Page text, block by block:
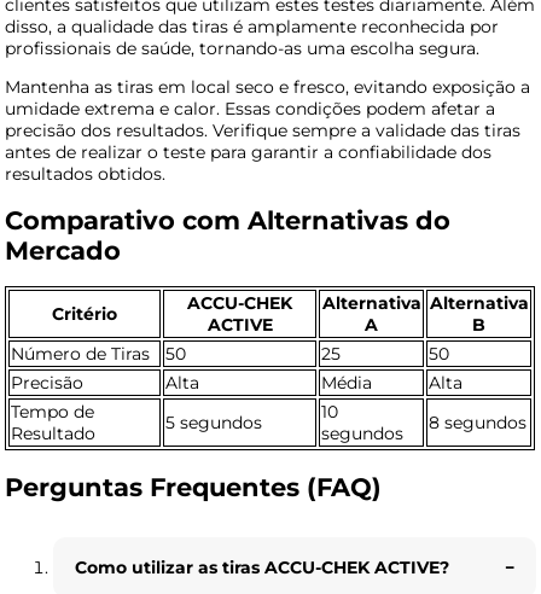
disso, a qualidade das tiras é amplamente reconhecida por
profissionais de saúde, tornando-as uma escolha segura.
Mantenha as tiras em local seco e fresco, evitando exposição a
umidade extrema e calor. Essas condições podem afetar a
precisão dos resultados. Verifique sempre a validade das tiras
antes de realizar o teste para garantir a confiabilidade dos
resultados obtidos.
Comparativo com Alternativas do
Mercado
Critério
ACCU-CHEK
ACTIVE
Alternativa
A
Alternativa
B
Número de Tiras
50 25
50
Precisão
Alta Média
Alta
Tempo de
Resultado
5 segundos
10
segundos
8 segundos
Perguntas Frequentes (FAQ)
Como utilizar as tiras ACCU-CHEK ACTIVE?